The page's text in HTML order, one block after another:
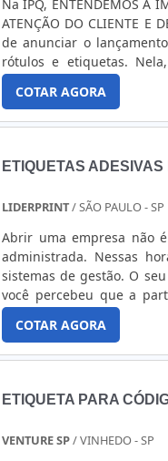
Na IPQ, ENTENDEMOS A
ATENÇÃO DO CLIENTE E
de anunciar o
rótulos e etiquetas.
branco ou metalizado.
priorizamos o uso de
para garantir que
ambiente, trabalhamos
reciclagens
recursos de produção
etiquetas com o menor
COTAR AGORA
ETIQUETAS
LIDERPRINT/ SÃO PAULO - SP
Abrir uma empresa não
administrada. Nessas
sistemas de gestão. O
você percebeu que a
empresa, independente
deve estar funcionando
COTAR AGORA
ETIQUETA PARA
VENTURE SP/ VINHEDO - SP